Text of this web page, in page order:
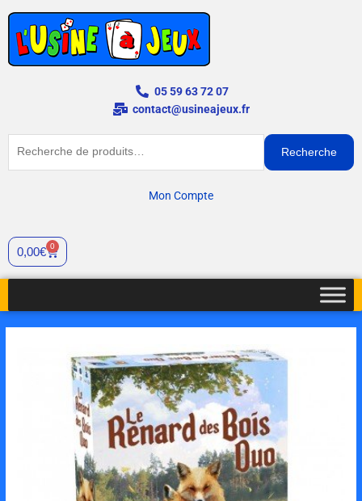
contenu
05 59 63 72 07
contact@usineajeux.fr
Recherche
Mon Compte
0,00€ 0
Panier